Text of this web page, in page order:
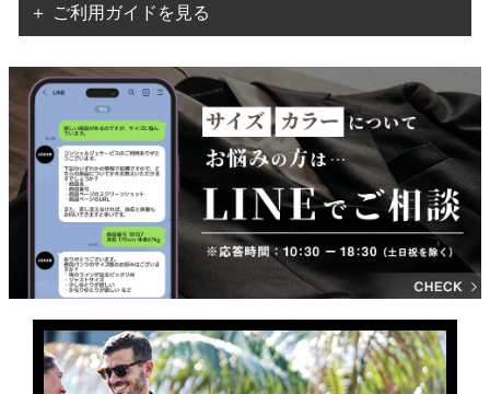
＋ ご利用ガイドを見る